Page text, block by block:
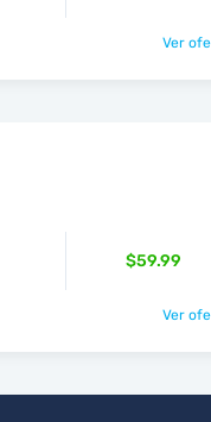
Ver
$59.99
Ver